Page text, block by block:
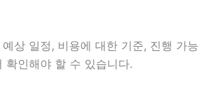
상 일정, 비용에 대한 기준, 진행 가능
확인해야 할 수 있습니다.